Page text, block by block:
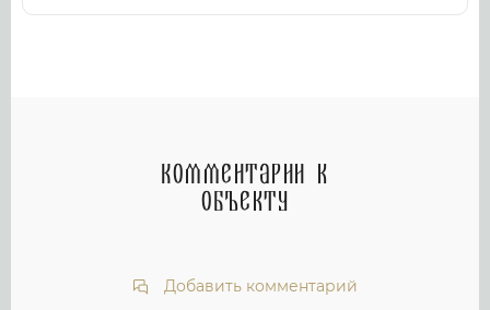
Комментарии к
объекту
Добавить комментарий